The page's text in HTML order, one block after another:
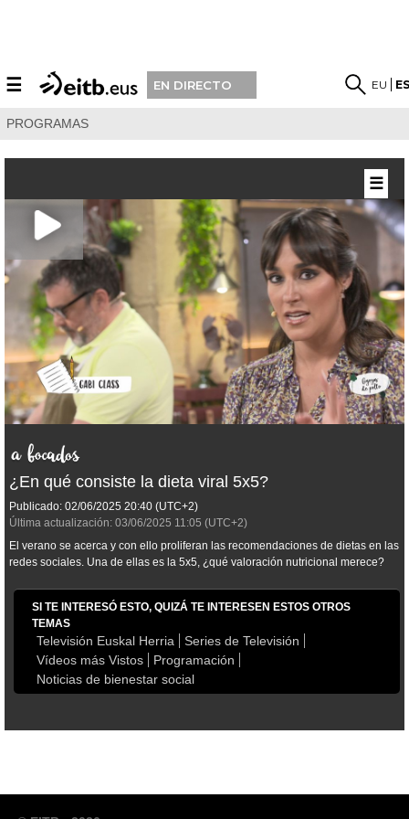
☰ EN DIRECTO EU
PROGRAMAS
¿En qué consiste la dieta viral 5x5?
Publicado: 02/06/2025 20:40 (UTC+2)
Última actualización: 03/06/2025 11:05 (UTC+2)
El verano se acerca y con ello proliferan las recomendaciones de dietas en las
redes sociales. Una de ellas es la 5x5, ¿qué valoración nutricional merece?
SI TE INTERESÓ ESTO, QUIZÁ TE INTERESEN ESTOS OTROS
TEMAS
Televisión Euskal Herria
Series de Televisión
Vídeos más Vistos
Programación
Noticias de bienestar social
☰